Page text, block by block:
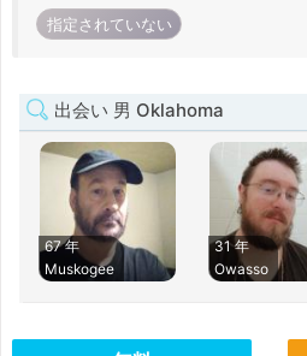
指定されていない
出会い 男 Oklahoma
67 年
Muskogee
31 年
Owasso